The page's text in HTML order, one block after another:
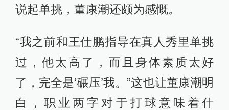
说起单挑，董康潮还颇为感慨。
“我之前和王仕鹏指导在真人秀里单挑
过，他太高了，而且身体素质太好
了，完全是‘碾压’我。”这也让董康潮明
白，职业两字对于打球意味着什